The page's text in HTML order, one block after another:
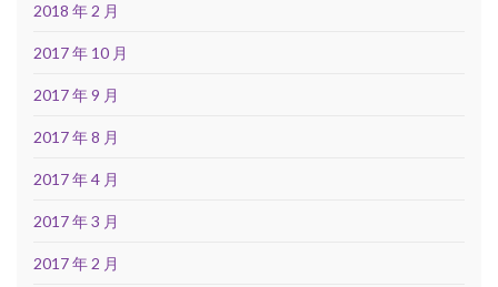
2018 年 2 月
2017 年 10 月
2017 年 9 月
2017 年 8 月
2017 年 4 月
2017 年 3 月
2017 年 2 月